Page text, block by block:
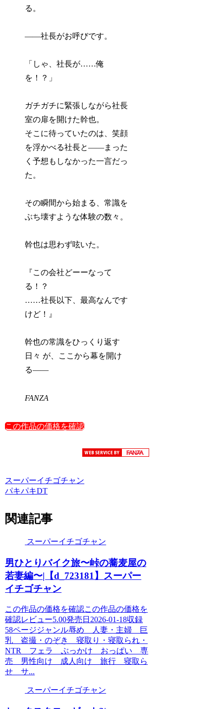
る。
――社長がお呼びです。
「しゃ、社長が……俺
を！？」
ガチガチに緊張しながら社長
室の扉を開けた幹也。
そこに待っていたのは、笑顔
を浮かべる社長と――まった
く予想もしなかった一言だっ
た。
その瞬間から始まる、常識を
ぶち壊すような体験の数々。
幹也は思わず呟いた。
『この会社どーーなって
る！？
……社長以下、最高なんです
けど！』
幹也の常識をひっくり返す
日々 が、ここから幕を開け
る――
FANZA
この作品の価格を確認
スーパーイチゴチャン
パキパキDT
関連記事
スーパーイチゴチャン
男ひとりバイク旅〜峠の蕎麦屋の
若妻編〜|【d_723181】スーパー
イチゴチャン
この作品の価格を確認この作品の価格を
確認レビュー5.00発売日2026-01-18収録
58ページジャンル辱め 人妻・主婦 巨
乳 盗撮・のぞき 寝取り・寝取られ・
NTR フェラ ぶっかけ おっぱい 専
売 男性向け 成人向け 旅行 寝取ら
せ サ...
スーパーイチゴチャン